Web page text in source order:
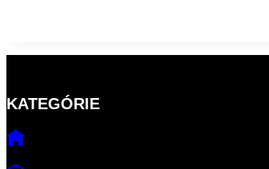
KATEGÓRIE